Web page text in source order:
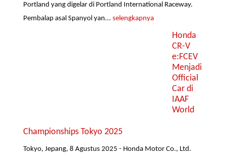
Portland yang digelar di Portland International Raceway.
Pembalap asal Spanyol yan...selengkapnya
Honda
CR-V
e:FCEV
Menjadi
Official
Car di
IAAF
World
Championships Tokyo 2025
Tokyo, Jepang, 8 Agustus 2025 - Honda Motor Co., Ltd.